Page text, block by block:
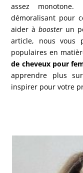
assez
démoralisant pour
aider àbooster un
article, nous vous
populaires en
de cheveux pour
apprendre plus
inspirer pour votre